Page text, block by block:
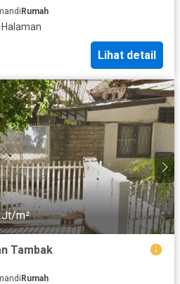
Rumah
·Halaman
Lihat detail
m²
Tambak
Rumah